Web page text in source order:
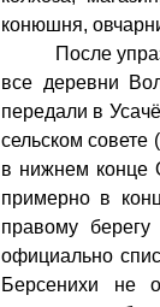
конюшня,
После
все деревни
передали в
сельском совете
в нижнем конце
примерно в
правому
официально
Берсенихи не